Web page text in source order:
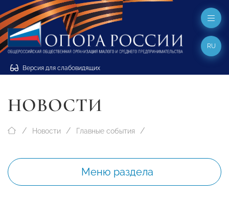
Версия для слабовидящих
RU
НОВОСТИ
Новости Главные события
Меню раздела